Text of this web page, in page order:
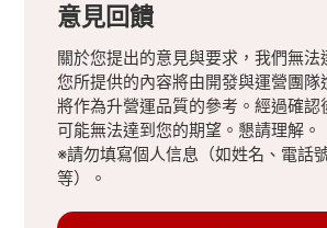
意見回饋
關於您提出的意見與要求，我們無法
您所提供的內容將由開發與運營團隊
將作為升營運品質的參考。經過確認
可能無法達到您的期望。懇請理解。
※請勿填寫個人信息（如姓名、電話
等）。